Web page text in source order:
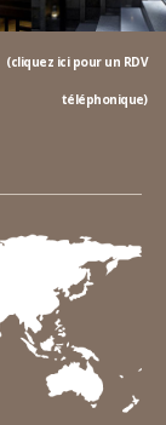
(cliquez ici pour un RDV
téléphonique)